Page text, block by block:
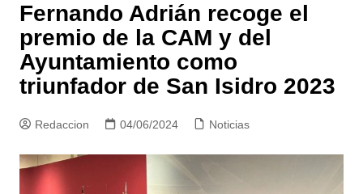
Fernando Adrián recoge el
premio de la CAM y del
Ayuntamiento como
triunfador de San Isidro 2023
Redaccion 04/06/2024 Noticias